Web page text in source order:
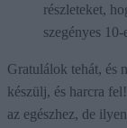
részleteket,
szegényes 10-
Gratulálok tehát, és
készülj, és harcra
az egészhez, de